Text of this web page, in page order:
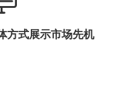
方式展示市场先机